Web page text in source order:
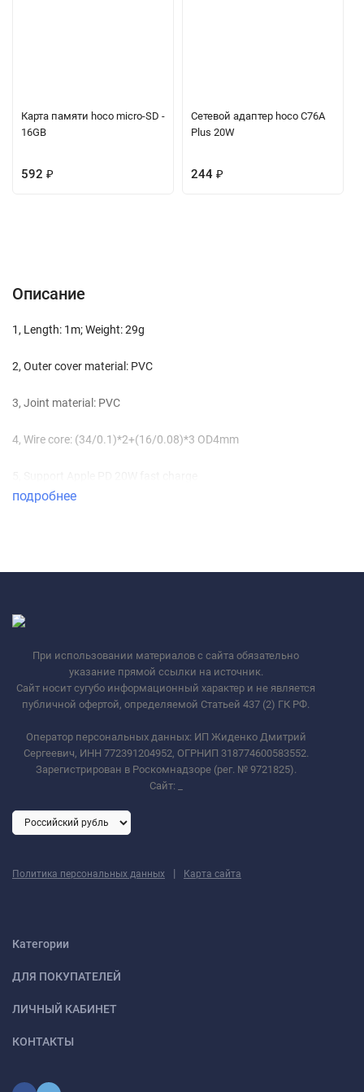
Карта памяти hoco micro-SD -
16GB
592 ₽
Сетевой адаптер hoco C76A
Plus 20W
244 ₽
Описание
1, Length: 1m; Weight: 29g
2, Outer cover material: PVC
3, Joint material: PVC
4, Wire core: (34/0.1)*2+(16/0.08)*3 OD4mm
подробнее
При использовании материалов с сайта обязательно
указание прямой ссылки на источник.
Сайт носит сугубо информационный характер и не является
публичной офертой, определяемой Статьей 437 (2) ГК РФ.
Оператор персональных данных: ИП Жиденко Дмитрий
Сергеевич, ИНН 772391204952, ОГРНИП 318774600583552.
Зарегистрирован в Роскомнадзоре (рег. № 9721825).
Сайт:
Политика персональных данных | Карта сайта
Категории
ДЛЯ ПОКУПАТЕЛЕЙ
ЛИЧНЫЙ КАБИНЕТ
КОНТАКТЫ